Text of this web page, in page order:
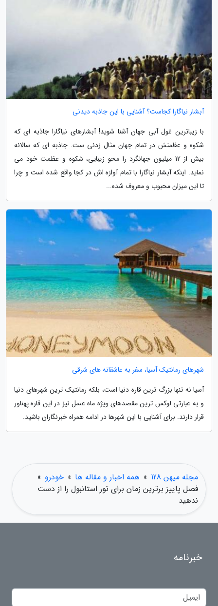
آبشار نیاگارا کجاست؟ آشنایی با این جاذبه دیدنی
با زیباترین غول آبی جهان آشنا شوید! آبشارهای نیاگارا جاذبه ای که
شکوه و عظمتش در تمام جهان مثال زدنی ست. جاذبه ای که سالانه
بیش از 12 میلیون جهانگرد را محو زیبایی، شکوه و عظمت خود می
نماید. اینکه آبشار نیاگارا با تمام آوازه اش در کجا واقع شده است و چرا
تا این میزان محبوب و معروف شده...
شهرهای رمانتیک آسیا، سفر به عاشقانه های شرقی
آسیا نه تنها بزرگ ترین قاره دنیا است، بلکه رمانتیک ترین شهرهای دنیا
و به عبارتی لوکس ترین مقصدهای ویژه ماه عسل نیز در این قاره پهناور
قرار دارند. برای آشنایی با این شهرها در ادامه همراه خبرنگاران باشید.
مجله میهن 128 » همه اخبار و مقاله ها » خودرو »
فصل پاییز برترین زمان برای تور استانبول را از دست
ندهید
خبرنامه